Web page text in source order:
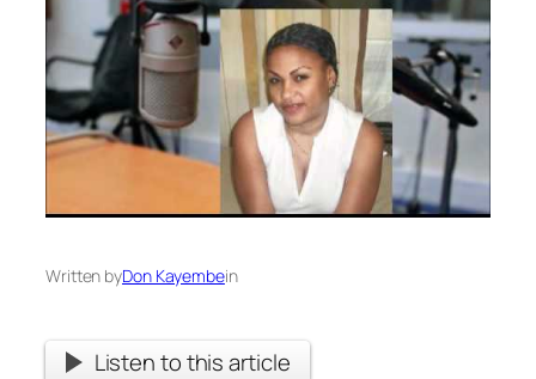
Written byDon Kayembein
Listen to this article